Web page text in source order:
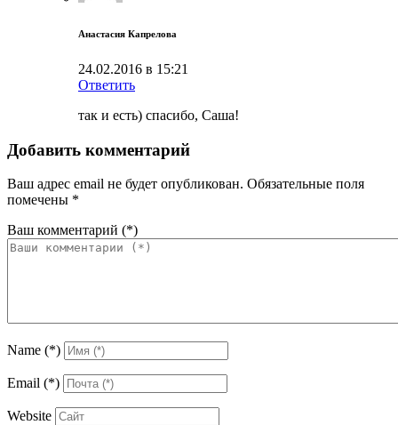
Анастасия Капрелова
24.02.2016 в 15:21
Ответить
так и есть) спасибо, Саша!
Добавить комментарий
Ваш адрес email не будет опубликован. Обязательные поля
помечены *
Ваш комментарий (*)
Name (*)
Email (*)
Website